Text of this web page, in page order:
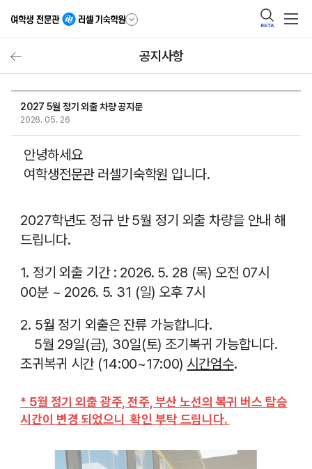
BETA
공지사항
2027 5월 정기 외출 차량 공지문
2026. 05. 26
안녕하세요
여학생전문관 러셀기숙학원 입니다.
2027학년도 정규 반 5월 정기 외출 차량을 안내 해
드립니다.
1. 정기 외출 기간 : 2026. 5. 28 (목) 오전 07시
00분 ~ 2026. 5. 31 (일) 오후 7시
2. 5월 정기 외출은 잔류 가능합니다.
5월 29일(금), 30일(토) 조기복귀 가능합니다.
조귀복귀 시간 (14:00~17:00) 시간엄수.
* 5월 정기 외출 광주, 전주, 부산 노선의 복귀 버스 탑승
시간이 변경 되었으니 확인 부탁 드립니다.